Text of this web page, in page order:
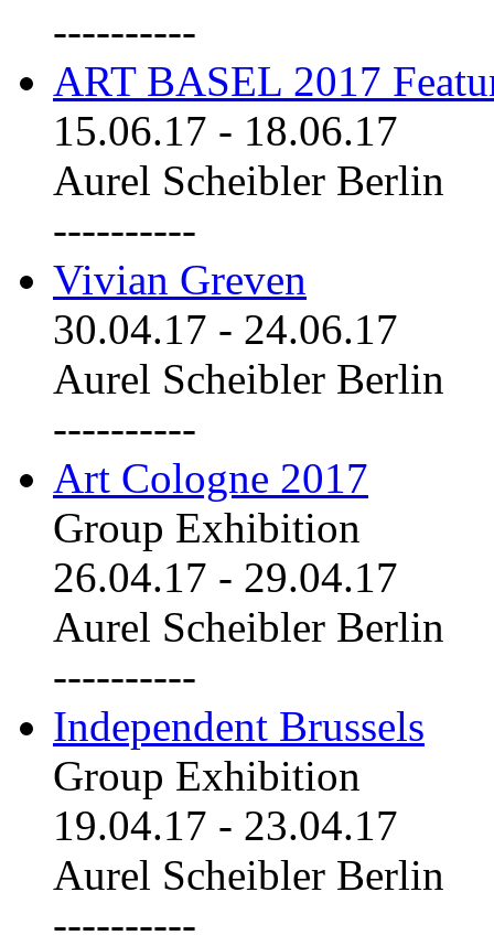
----------
ART BASEL 2017
15.06.17 - 18.06.17
Aurel Scheibler Berlin
----------
Vivian Greven
30.04.17 - 24.06.17
Aurel Scheibler Berlin
----------
Art Cologne 2017
Group Exhibition
26.04.17 - 29.04.17
Aurel Scheibler Berlin
----------
Independent Brussels
Group Exhibition
19.04.17 - 23.04.17
Aurel Scheibler Berlin
----------